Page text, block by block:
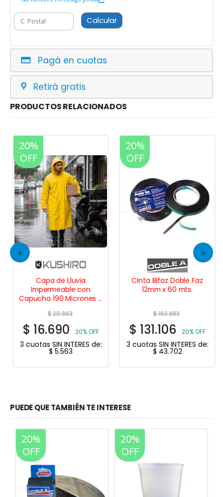
Calcular
Pagá en cuotas
Retirá gratis
PRODUCTOS RELACIONADOS
20%
OFF
Capa de Lluvia
Impermeable con
Capucha 190 Micrones –
$20.863
$ 16.690 20% OFF
3 cuotas SIN INTERES de:
$ 5.563
20%
OFF
Cinta Bifaz Doble Faz
12mm x 60 mts.
$163.883
$ 131.106 20% OFF
3 cuotas SIN INTERES de:
$ 43.702
PUEDE QUE TAMBIÉN TE INTERESE
20%
OFF
20%
OFF